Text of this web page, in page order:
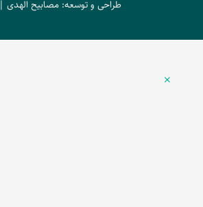
طراحی و توسعه: مصابیح الهدی | 2026